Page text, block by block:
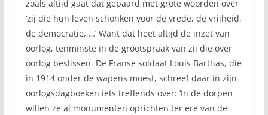
zoals altijd gaat dat gepaard met grote woorden over
‘zij die hun leven schonken voor de vrede, de vrijheid,
de democratie, …’ Want dat heet altijd de inzet van
oorlog, tenminste in de grootspraak van zij die over
oorlog beslissen. De Franse soldaat Louis Barthas, die
in 1914 onder de wapens moest, schreef daar in zijn
oorlogsdagboeken iets treffends over: ‘In de dorpen
willen ze al monumenten oprichten ter ere van de